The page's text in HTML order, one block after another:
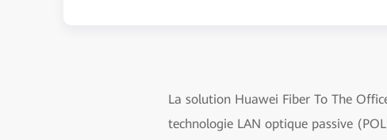
La solution Huawei Fiber To The
technologie LAN optique passive